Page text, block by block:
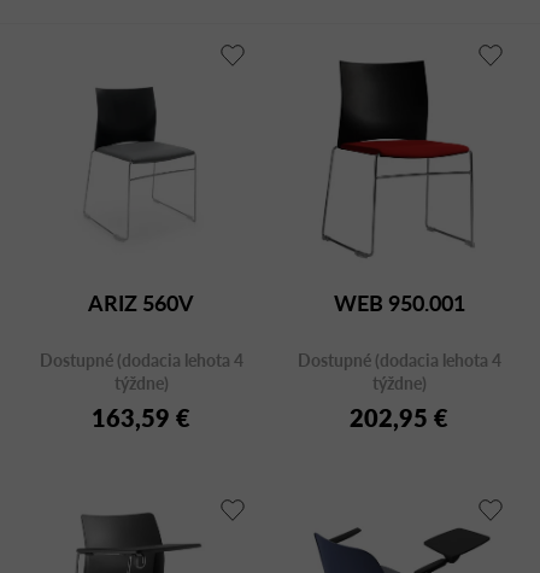
ARIZ 560V
Dostupné (dodacia lehota 4
týždne)
163,59 €
WEB 950.001
Dostupné (dodacia lehota 4
týždne)
202,95 €